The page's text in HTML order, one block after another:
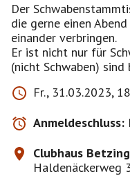
Der
die gerne einen
einander verbringen.
Er ist nicht nur für
(nicht Schwaben)
Fr., 31.03.2023,
Anmeldeschluss:
Clubhaus
Haldenäckerweg